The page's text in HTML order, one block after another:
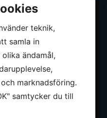
teknik,
samla in
ändamål,
marknadsföring.
samtycker du till